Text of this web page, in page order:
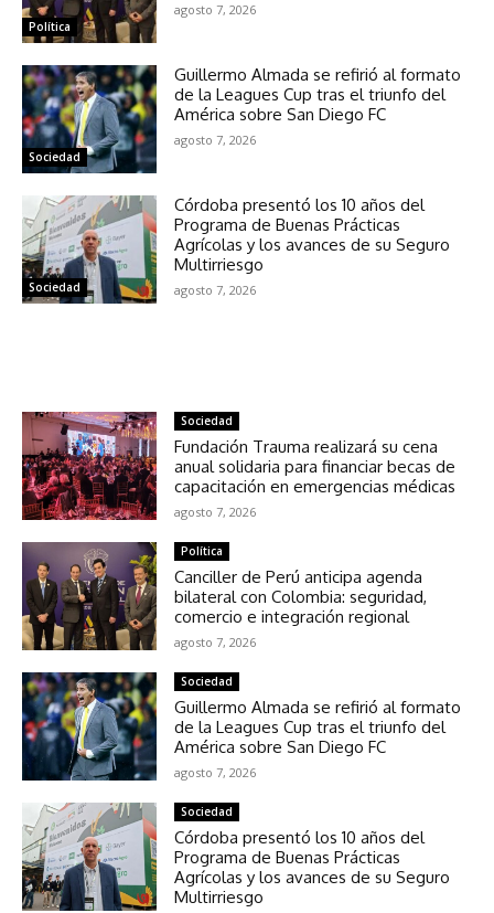
Política
agosto 7, 2026
Sociedad
Guillermo Almada se refirió al formato
de la Leagues Cup tras el triunfo del
América sobre San Diego FC
agosto 7, 2026
Sociedad
Córdoba presentó los 10 años del
Programa de Buenas Prácticas
Agrícolas y los avances de su Seguro
Multirriesgo
agosto 7, 2026
Sociedad
Fundación Trauma realizará su cena
anual solidaria para financiar becas de
capacitación en emergencias médicas
agosto 7, 2026
Política
Canciller de Perú anticipa agenda
bilateral con Colombia: seguridad,
comercio e integración regional
agosto 7, 2026
Sociedad
Guillermo Almada se refirió al formato
de la Leagues Cup tras el triunfo del
América sobre San Diego FC
agosto 7, 2026
Sociedad
Córdoba presentó los 10 años del
Programa de Buenas Prácticas
Agrícolas y los avances de su Seguro
Multirriesgo